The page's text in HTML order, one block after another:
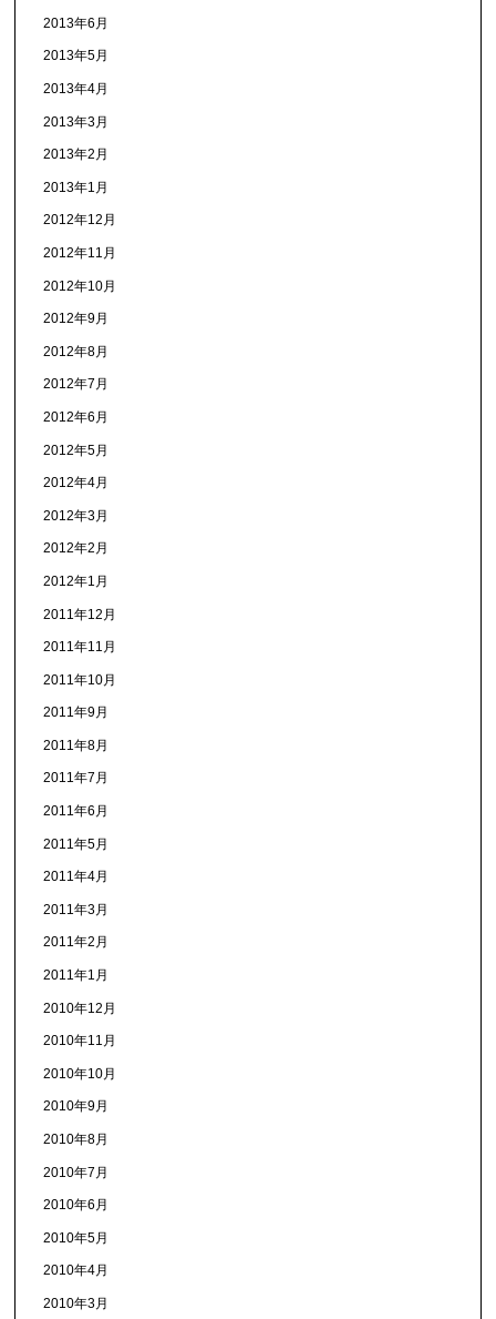
2013年6月
2013年5月
2013年4月
2013年3月
2013年2月
2013年1月
2012年12月
2012年11月
2012年10月
2012年9月
2012年8月
2012年7月
2012年6月
2012年5月
2012年4月
2012年3月
2012年2月
2012年1月
2011年12月
2011年11月
2011年10月
2011年9月
2011年8月
2011年7月
2011年6月
2011年5月
2011年4月
2011年3月
2011年2月
2011年1月
2010年12月
2010年11月
2010年10月
2010年9月
2010年8月
2010年7月
2010年6月
2010年5月
2010年4月
2010年3月